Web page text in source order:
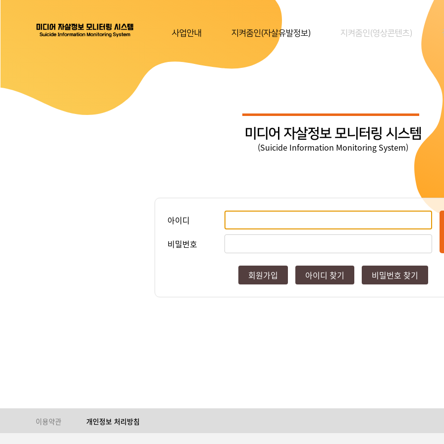
사업안내 지켜줌인(자살유발정보) 지켜줌인(영상콘텐츠)
미디어 자살정보 모니터링 시스템
(Suicide Information Monitoring System)
아이디
비밀번호
회원가입 아이디 찾기 비밀번호 찾기
이용약관 개인정보 처리방침